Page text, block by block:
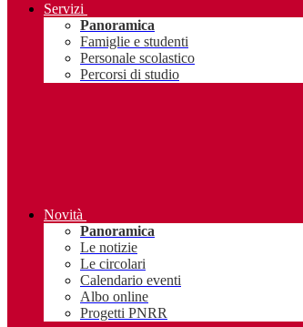
Servizi
Panoramica
Famiglie e studenti
Personale scolastico
Percorsi di studio
Novità
Panoramica
Le notizie
Le circolari
Calendario eventi
Albo online
Progetti PNRR